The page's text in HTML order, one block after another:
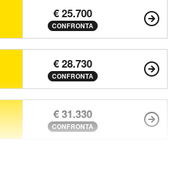
€ 25.700
CONFRONTA
€ 28.730
CONFRONTA
€ 31.330
CONFRONTA